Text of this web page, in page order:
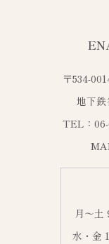
〒534-
地下鉄
TEL：
月～土
水・金